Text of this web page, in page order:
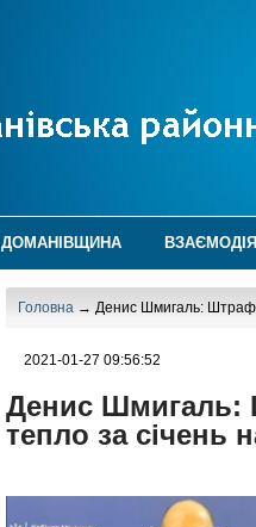
ДОМАНІВЩИНА
Головна → Денис Шмигаль: Штрафи
2021-01-27 09:56:52
Денис Шмигаль:
тепло за січень